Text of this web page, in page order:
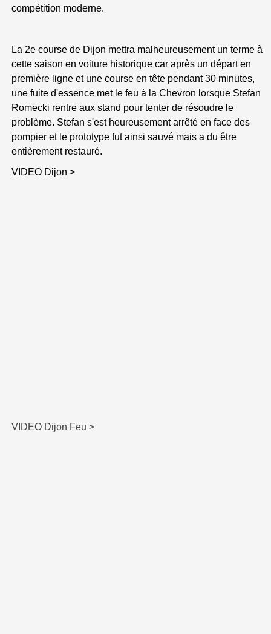
compétition moderne.
La 2e course de Dijon mettra malheureusement un terme à
cette saison en voiture historique car après un départ en
première ligne et une course en tête pendant 30 minutes,
une fuite d'essence met le feu à la Chevron lorsque Stefan
Romecki rentre aux stand pour tenter de résoudre le
problème. Stefan s'est heureusement arrêté en face des
pompier et le prototype fut ainsi sauvé mais a du être
entièrement restauré.
VIDEO Dijon >
VIDEO Dijon Feu >